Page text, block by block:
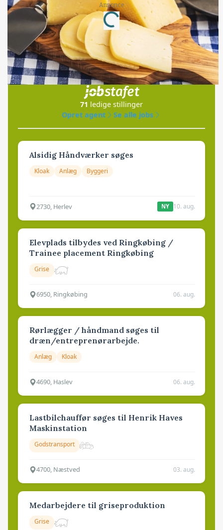
Annonce
Loading...
Jobs
i samarbejde med
71 ledige stillinger
Opret agent
Se alle jobs
Alsidig Håndværker søges
Kloak Anlæg Byggeri
2730, Herlev NY 10. aug.
Elevplads tilbydes ved Ringkøbing /
Trainee placement Ringkøbing
Grise
6950, Ringkøbing 06. aug.
Rørlægger / håndmand søges til
dræn/entreprenørarbejde.
Anlæg Kloak
4690, Haslev 06. aug.
Lastbilchauffør søges til Henrik Haves
Maskinstation
Godstransport
4700, Næstved 03. aug.
Medarbejdere til griseproduktion
Grise